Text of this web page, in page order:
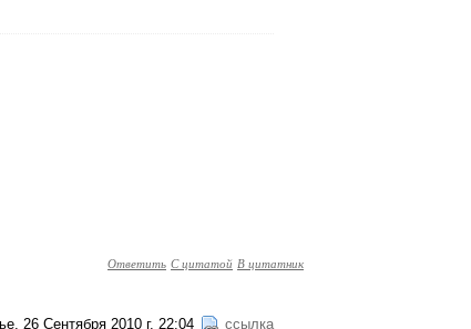
Ответить С цитатой В цитатник
26 Сентября 2010 г. 22:04 ссылка